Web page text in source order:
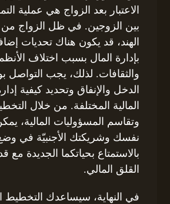
الاعتبار بعد الزواج هي عملية
بين الزوجين. في ظل الزواج من
الهند، قد يكون هناك تحديات
بإدارة المال بسبب اختلاف
والثقافات. لذلك، يجب
الدخل والإنفاق وتحديد كيفية
المالية المختلفة. من خلال
وتقاسم المسؤوليات المالية،
نفسك وشريكتك الأجنبيّة في
بالاستمتاع بحياتكما الجديدة
القلق المالي.
في النهاية، سيساعدك التخطيط